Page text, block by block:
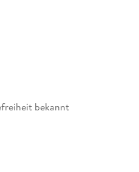
bekannt